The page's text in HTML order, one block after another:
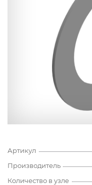
Артикул
Производитель
Количество в узле